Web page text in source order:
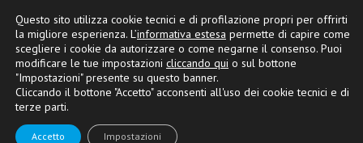
Questo sito utilizza cookie tecnici e di profilazione propri per offrirti
la migliore esperienza. L’informativa estesa permette di capire come
scegliere i cookie da autorizzare o come negarne il consenso. Puoi
modificare le tue impostazioni cliccando qui o sul bottone
"Impostazioni" presente su questo banner.
Cliccando il bottone "Accetto" acconsenti all'uso dei cookie tecnici e di
terze parti.
Accetto Impostazioni